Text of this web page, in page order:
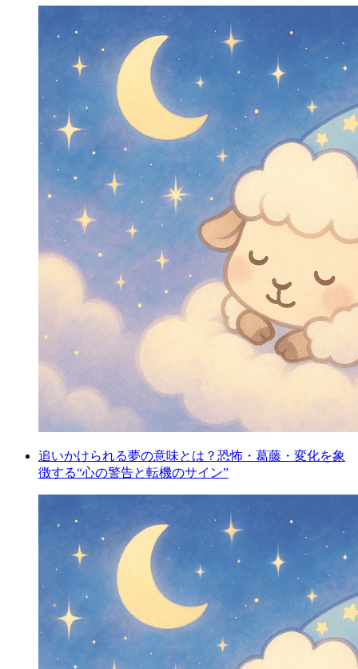
追いかけられる夢の意味とは？恐怖・葛藤・変化を象
徴する“心の警告と転機のサイン”